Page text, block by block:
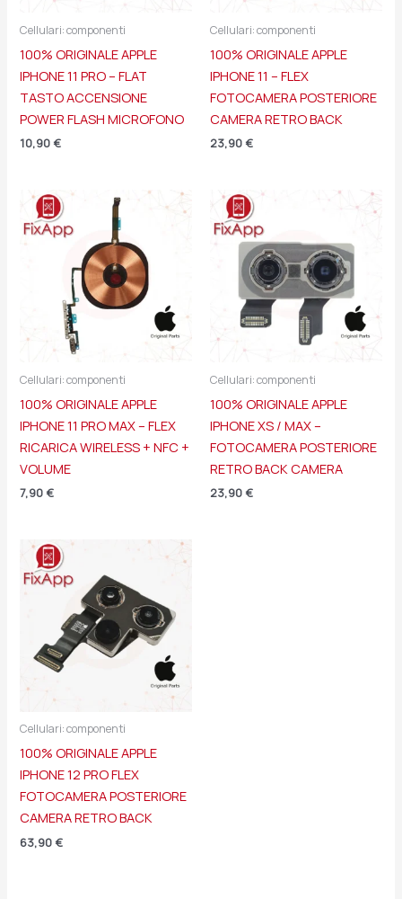
Cellulari: componenti
100% ORIGINALE APPLE
IPHONE 11 PRO – FLAT
TASTO ACCENSIONE
POWER FLASH MICROFONO
10,90 €
Cellulari: componenti
100% ORIGINALE APPLE
IPHONE 11 – FLEX
FOTOCAMERA POSTERIORE
CAMERA RETRO BACK
23,90 €
Cellulari: componenti
100% ORIGINALE APPLE
IPHONE 11 PRO MAX – FLEX
RICARICA WIRELESS + NFC +
VOLUME
7,90 €
Cellulari: componenti
100% ORIGINALE APPLE
IPHONE XS / MAX –
FOTOCAMERA POSTERIORE
RETRO BACK CAMERA
23,90 €
Cellulari: componenti
100% ORIGINALE APPLE
IPHONE 12 PRO FLEX
FOTOCAMERA POSTERIORE
CAMERA RETRO BACK
63,90 €